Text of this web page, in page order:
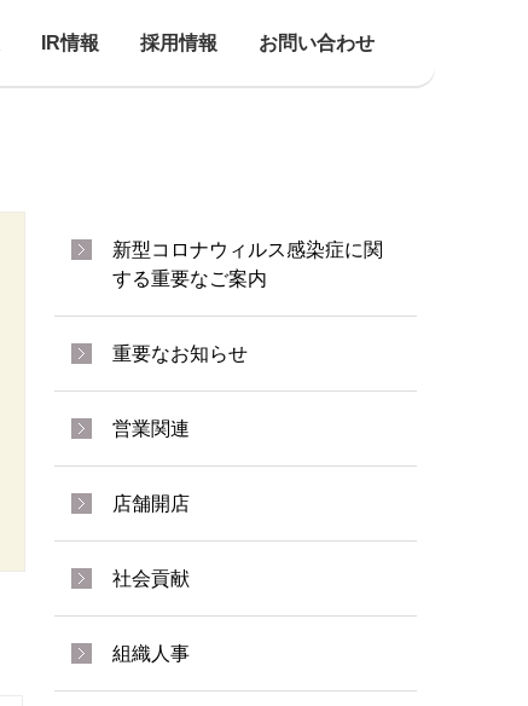
IR情報 採用情報 お問い合わせ
新型コロナウィルス感染症に関
する重要なご案内
重要なお知らせ
営業関連
店舗開店
社会貢献
組織人事